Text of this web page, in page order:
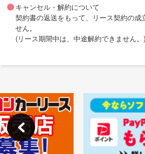
キャンセル・解約について
契約書の返送をもって、リース契約の
せん。
(リース期間中は、中途解約できません。)